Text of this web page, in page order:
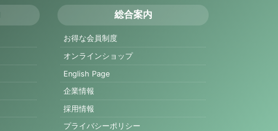
総合案内
お得な会員制度
オンラインショップ
English Page
企業情報
採用情報
プライバシーポリシー